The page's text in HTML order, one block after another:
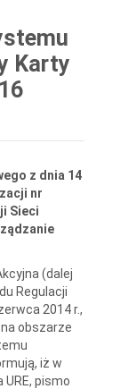
Karty
z dnia 14
nr
Sieci
(dalej
Regulacji
2014 r.,
obszarze
iż w
URE, pismo